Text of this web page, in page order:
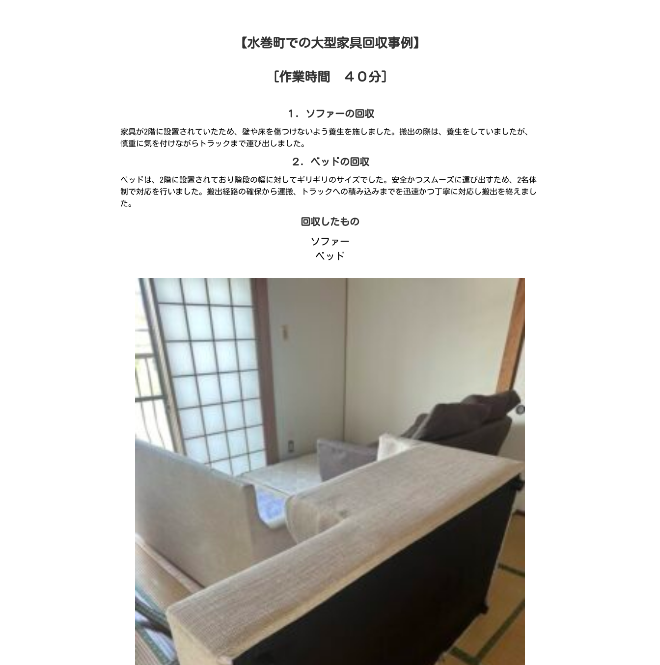
【水巻町での大型家具回収事例】
［作業時間 ４０分］
１．ソファーの回収
家具が2階に設置されていたため、壁や床を傷つけないよう養生を施しました。搬出の際は、養生をしていましたが、
慎重に気を付けながらトラックまで運び出しました。
２．ベッドの回収
ベッドは、2階に設置されており階段の幅に対してギリギリのサイズでした。安全かつスムーズに運び出すため、2名体
制で対応を行いました。搬出経路の確保から運搬、トラックへの積み込みまでを迅速かつ丁寧に対応し搬出を終えまし
た。
回収したもの
ソファー
ベッド